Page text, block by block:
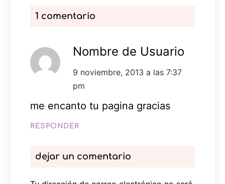
1 comentario
Nombre de Usuario
9 noviembre, 2013 a las 7:37
pm
me encanto tu pagina gracias
RESPONDER
dejar un comentario